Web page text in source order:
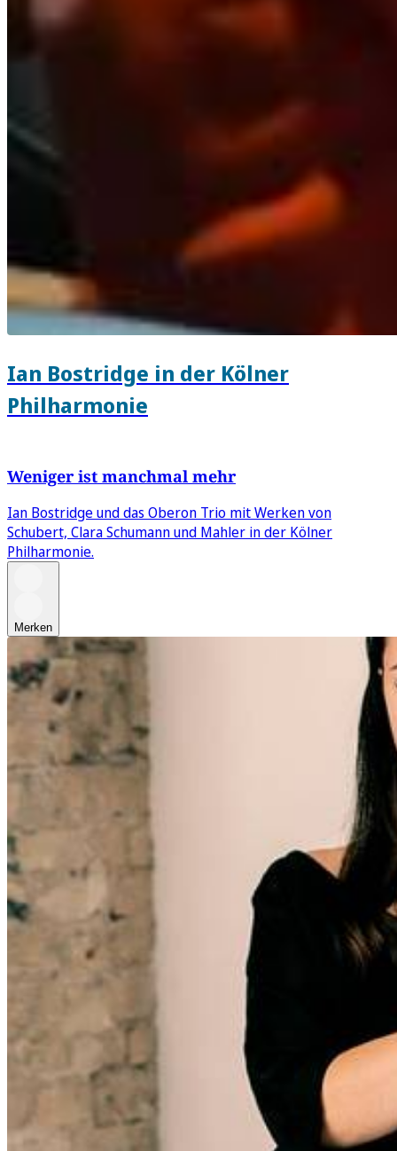
Ian Bostridge in der Kölner
Philharmonie
Weniger ist manchmal mehr
Ian Bostridge und das Oberon Trio mit Werken von
Schubert, Clara Schumann und Mahler in der Kölner
Philharmonie.
Merken